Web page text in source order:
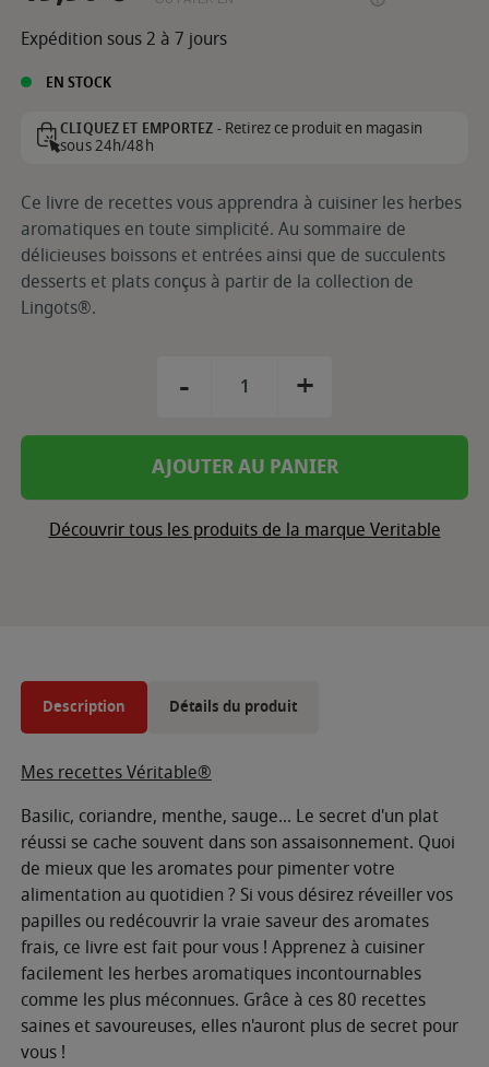
Expédition sous 2 à 7 jours
EN STOCK
CLIQUEZ ET EMPORTEZ -Retirez ce produit en magasin
sous 24h/48h
Ce livre de recettes vous apprendra à cuisiner les herbes
aromatiques en toute simplicité. Au sommaire de
délicieuses boissons et entrées ainsi que de succulents
desserts et plats conçus à partir de la collection de
Lingots®.
- +
AJOUTER AU PANIER
Découvrir tous les produits de la marque Veritable
Description Détails du produit
Mes recettes Véritable®
Basilic, coriandre, menthe, sauge... Le secret d'un plat
réussi se cache souvent dans son assaisonnement. Quoi
de mieux que les aromates pour pimenter votre
alimentation au quotidien ? Si vous désirez réveiller vos
papilles ou redécouvrir la vraie saveur des aromates
frais, ce livre est fait pour vous ! Apprenez à cuisiner
facilement les herbes aromatiques incontournables
comme les plus méconnues. Grâce à ces 80 recettes
saines et savoureuses, elles n'auront plus de secret pour
vous !